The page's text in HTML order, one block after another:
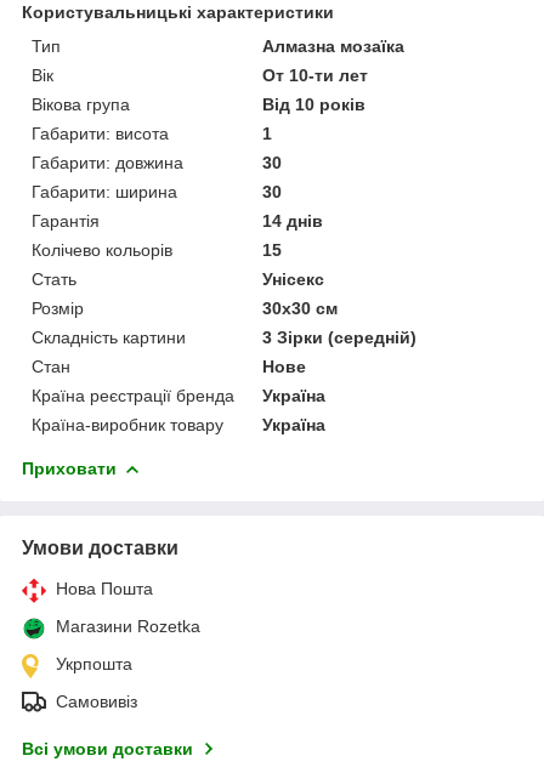
Користувальницькі характеристики
Тип
Алмазна мозаїка
Вік
От 10-ти лет
Вікова група
Від 10 років
Габарити: висота
1
Габарити: довжина
30
Габарити: ширина
30
Гарантія
14 днів
Колічево кольорів
15
Стать
Унісекс
Розмір
30х30 см
Складність картини
3 Зірки (середній)
Стан
Нове
Країна реєстрації бренда
Україна
Країна-виробник товару
Україна
Приховати
Умови доставки
Нова Пошта
Магазини Rozetka
Укрпошта
Самовивіз
Всі умови доставки